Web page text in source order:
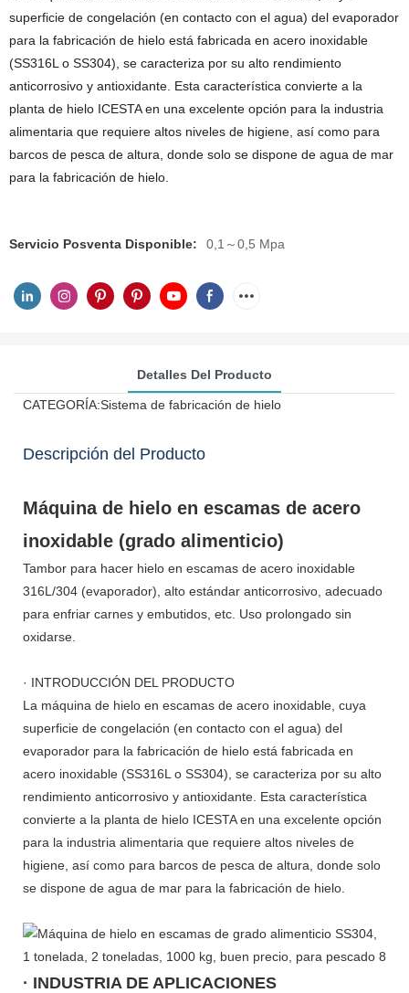
superficie de congelación (en contacto con el agua) del evaporador
para la fabricación de hielo está fabricada en acero inoxidable
(SS316L o SS304), se caracteriza por su alto rendimiento
anticorrosivo y antioxidante. Esta característica convierte a la
planta de hielo ICESTA en una excelente opción para la industria
alimentaria que requiere altos niveles de higiene, así como para
barcos de pesca de altura, donde solo se dispone de agua de mar
para la fabricación de hielo.
Servicio Posventa Disponible: 0,1～0,5 Mpa
Detalles Del Producto
CATEGORÍA:Sistema de fabricación de hielo
Descripción del Producto
Máquina de hielo en escamas de acero
inoxidable (grado alimenticio)
Tambor para hacer hielo en escamas de acero inoxidable
316L/304 (evaporador), alto estándar anticorrosivo, adecuado
para enfriar carnes y embutidos, etc. Uso prolongado sin
oxidarse.
· INTRODUCCIÓN DEL PRODUCTO
La máquina de hielo en escamas de acero inoxidable, cuya
superficie de congelación (en contacto con el agua) del
evaporador para la fabricación de hielo está fabricada en
acero inoxidable (SS316L o SS304), se caracteriza por su alto
rendimiento anticorrosivo y antioxidante. Esta característica
convierte a la planta de hielo ICESTA en una excelente opción
para la industria alimentaria que requiere altos niveles de
higiene, así como para barcos de pesca de altura, donde solo
se dispone de agua de mar para la fabricación de hielo.
· INDUSTRIA DE APLICACIONES